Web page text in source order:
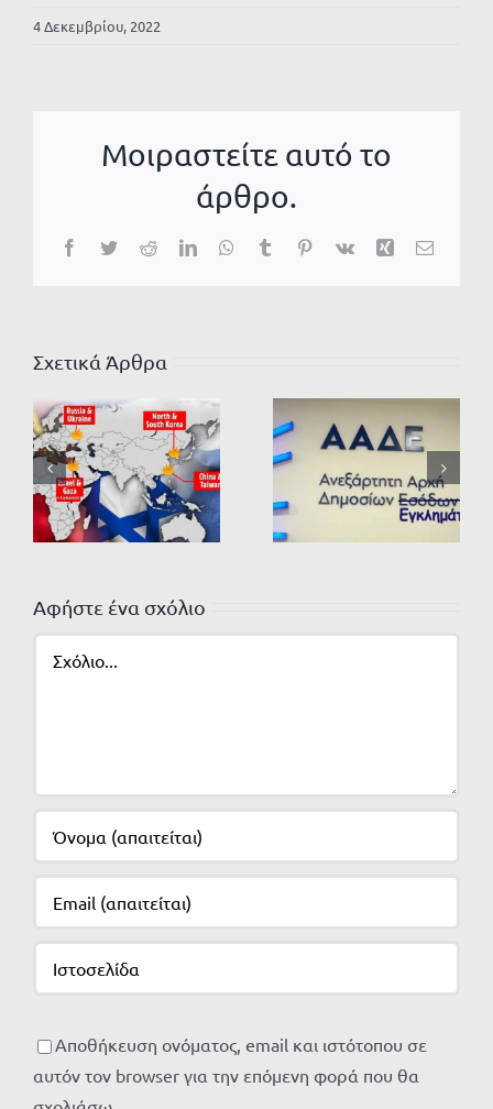
4 Δεκεμβρίου, 2022
Μοιραστείτε αυτό το
άρθρο.
Facebook
TwitterRedditLinkedInWhatsApp
TumblrPinterest
Vk Xing Email
Σχετικά Άρθρα
Αφήστε ένα σχόλιο
Αποθήκευση ονόματος, email και ιστότοπου σε
αυτόν τον browser για την επόμενη φορά που θα